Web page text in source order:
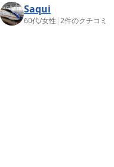
Saqui
60代/女性 |2件のクチコミ